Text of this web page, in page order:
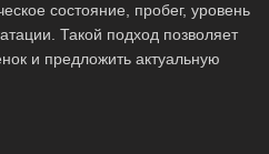
состояние, пробег, уровень
Такой подход позволяет
и предложить актуальную